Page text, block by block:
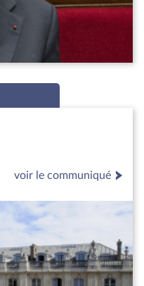
voir le communiqué